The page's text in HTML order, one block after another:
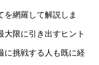
を網羅して解説しま
大限に引き出すヒント
に挑戦する人も既に経